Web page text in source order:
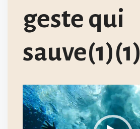
geste qui
sauve(1)(1)
Lecteur
vidéo